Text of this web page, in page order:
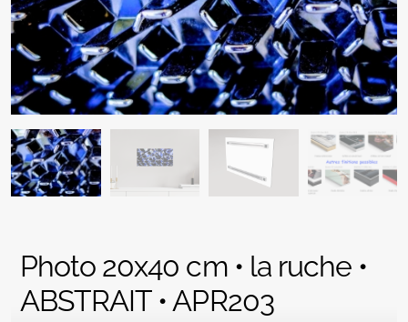
Photo 20x40 cm • la ruche •
ABSTRAIT • APR203